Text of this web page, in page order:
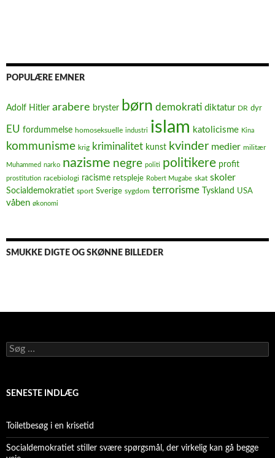
POPULÆRE EMNER
Adolf Hitler arabere bryster børn demokrati diktatur DR dyr
EU fordummelse homoseksuelle industri islam katolicisme Kina
kommunisme krig kriminalitet kunst kvinder medier militær
Muhammed narko nazisme negre politi politikere profit
prostitution racebiologi racisme retspleje Robert Mugabe skat skoler
Socialdemokratiet sport Sverige sygdom terrorisme Tyskland USA
våben økonomi
SMUKKE DIGTE OG SKØNNE BILLEDER
Søg
efter:
SENESTE INDLÆG
Toiletbesøg i en krisetid
Socialdemokratiet stiller svære spørgsmål, der virkelig kan gå begge